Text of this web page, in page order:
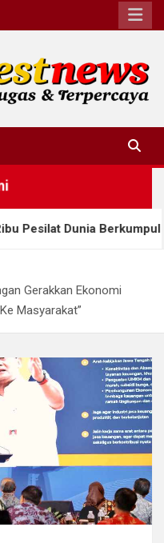
Berkumpul di
Gerakkan Ekonomi
Masyarakat”